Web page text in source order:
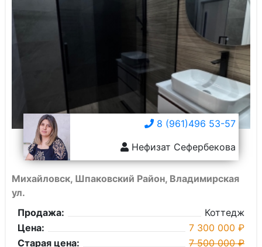
8 (961)496 53-57
Нефизат Сефербекова
Михайловск, Шпаковский Район, Владимирская
ул.
Продажа:
Коттедж
Цена:
7 300 000 ₽
Старая цена:
7 500 000 ₽